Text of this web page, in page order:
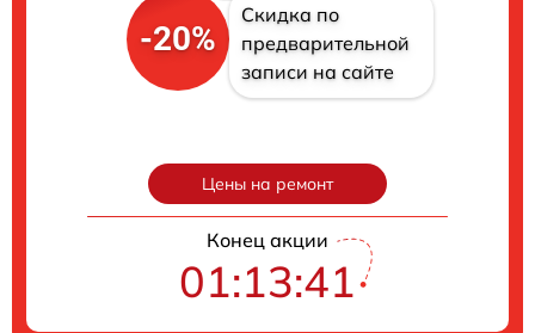
-20%
Скидка по
предварительной
записи на сайте
Цены на ремонт
Конец акции
01:13:41